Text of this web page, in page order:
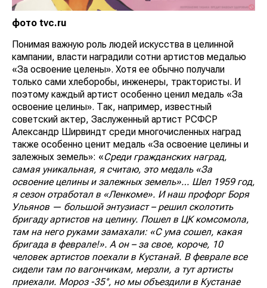
фото tvc.ru
Понимая важную роль людей искусства в целинной
кампании, власти наградили сотни артистов медалью
«За освоение целены». Хотя ее обычно получали
только сами хлеборобы, инженеры, трактористы. И
поэтому каждый артист особенно ценил медаль «За
освоение целины». Так, например, известный
советский актер, Заслуженный артист РСФСР
Александр Ширвиндт среди многочисленных наград
также особенно ценит медаль «За освоение целины и
залежных земель»: «Среди гражданских наград,
самая уникальная, я считаю, это медаль «За
освоение целины и залежных земель»… Шел 1959 год,
я сезон отработал в «Ленкоме». И наш профорг Боря
Ульянов — большой энтузиаст – решил сколотить
бригаду артистов на целину. Пошел в ЦК комсомола,
там на него руками замахали: «С ума сошел, какая
бригада в феврале!». А он – за свое, короче, 10
человек артистов поехали в Кустанай. В феврале все
сидели там по вагончикам, мерзли, а тут артисты
приехали. Мороз -35°, но мы объездили в Кустанае